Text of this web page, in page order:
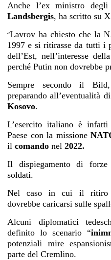
Anche l’ex ministro
Landsbergis, ha scritto su
“Lavrov ha chiesto che la
1997 e si ritirasse da tutti i
dell’Est, nell’interesse
perché Putin non dovrebbe
Sempre secondo il
preparando all’eventualità
Kosovo.
L’esercito italiano è
Paese con la missione
il comando nel 2022.
Il dispiegamento di
soldati.
Nel caso in cui il ritiro
dovrebbe caricarsi sulle
Alcuni diplomatici
definito lo scenario “
potenziali mire
parte del Cremlino.